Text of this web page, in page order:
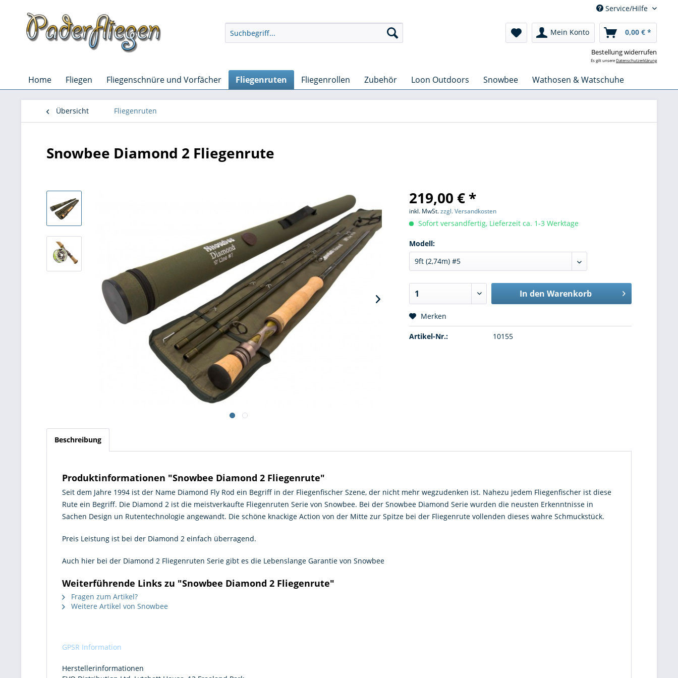
Service/Hilfe
Mein Konto 0,00 € *
Bestellung widerrufen
Es gilt unsereDatenschutzerklärung
Home Fliegen Fliegenschnüre und Vorfächer Fliegenruten Fliegenrollen Zubehör Loon Outdoors Snowbee Wathosen & Watschuhe
Übersicht Fliegenruten
Snowbee Diamond 2 Fliegenrute
219,00 € *
inkl. MwSt.zzgl. Versandkosten
Sofort versandfertig, Lieferzeit ca. 1-3 Werktage
Modell:
In den Warenkorb
Merken
Artikel-Nr.: 10155
Beschreibung
Produktinformationen "Snowbee Diamond 2 Fliegenrute"
Seit dem Jahre 1994 ist der Name Diamond Fly Rod ein Begriff in der Fliegenfischer Szene, der nicht mehr wegzudenken ist. Nahezu jedem Fliegenfischer ist diese
Rute ein Begriff. Die Diamond 2 ist die meistverkaufte Fliegenruten Serie von Snowbee. Bei der Snowbee Diamond Serie wurden die neusten Erkenntnisse in
Sachen Design un Rutentechnologie angewandt. Die schöne knackige Action von der Mitte zur Spitze bei der Fliegenrute vollenden dieses wahre Schmuckstück.
Preis Leistung ist bei der Diamond 2 einfach überragend.
Auch hier bei der Diamond 2 Fliegenruten Serie gibt es die Lebenslange Garantie von Snowbee
Weiterführende Links zu "Snowbee Diamond 2 Fliegenrute"
Fragen zum Artikel?
Weitere Artikel von Snowbee
GPSR Information
Herstellerinformationen